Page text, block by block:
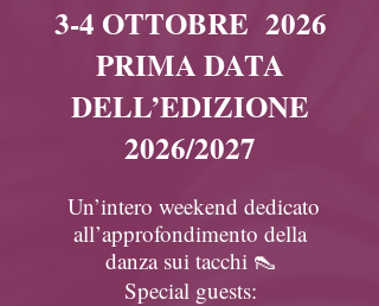
3-4 OTTOBRE 2026
PRIMA DATA
DELL’EDIZIONE
2026/2027
Un’intero weekend dedicato
all’approfondimento della
danza sui tacchi 👠
Special guests: